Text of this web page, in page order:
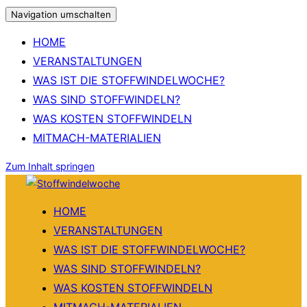
Navigation umschalten
HOME
VERANSTALTUNGEN
WAS IST DIE STOFFWINDELWOCHE?
WAS SIND STOFFWINDELN?
WAS KOSTEN STOFFWINDELN
MITMACH-MATERIALIEN
Zum Inhalt springen
HOME
VERANSTALTUNGEN
WAS IST DIE STOFFWINDELWOCHE?
WAS SIND STOFFWINDELN?
WAS KOSTEN STOFFWINDELN